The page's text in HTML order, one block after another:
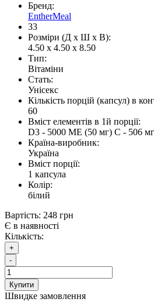
Бренд:
EntherMeal
33
Розміри (Д x Ш x В):
4.50 x 4.50 x 8.50
Тип:
Вітаміни
Стать:
Унісекс
Кількість порцій (капсул) в
60
Вміст елементів в 1й порції:
D3 - 5000 МЕ (50 мг) С - 506
Країна-виробник:
Україна
Вміст порції:
1 капсула
Колір:
білий
Вартість: 248 грн
Є в наявності
Кількість:
+
-
Купити
Швидке замовлення